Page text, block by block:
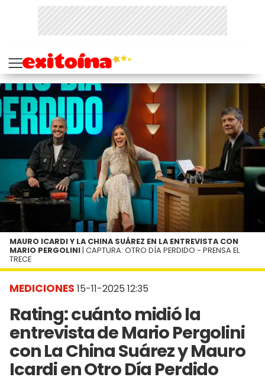
MEDICIONES 15-11-2025 12:35
Rating: cuánto midió la
entrevista de Mario Pergolini
con La China Suárez y Mauro
Icardi en Otro Día Perdido
MAURO ICARDI Y LA CHINA SUÁREZ EN LA ENTREVISTA CON
MARIO PERGOLINI | CAPTURA: OTRO DÍA PERDIDO - PRENSA EL
TRECE